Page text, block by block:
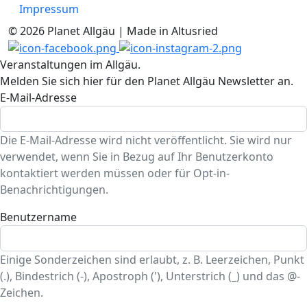
Impressum
© 2026 Planet Allgäu | Made in Altusried
Veranstaltungen im Allgäu.
Melden Sie sich hier für den Planet Allgäu Newsletter an.
E-Mail-Adresse
Die E-Mail-Adresse wird nicht veröffentlicht. Sie wird nur
verwendet, wenn Sie in Bezug auf Ihr Benutzerkonto
kontaktiert werden müssen oder für Opt-in-
Benachrichtigungen.
Benutzername
Einige Sonderzeichen sind erlaubt, z. B. Leerzeichen, Punkt
(.), Bindestrich (-), Apostroph ('), Unterstrich (_) und das @-
Zeichen.